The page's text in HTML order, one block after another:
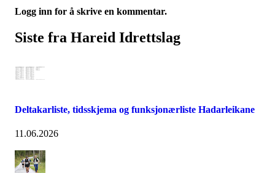
Logg inn for å skrive en kommentar.
Siste fra Hareid Idrettslag
Deltakarliste, tidsskjema og funksjonærliste Hadarleikane
11.06.2026